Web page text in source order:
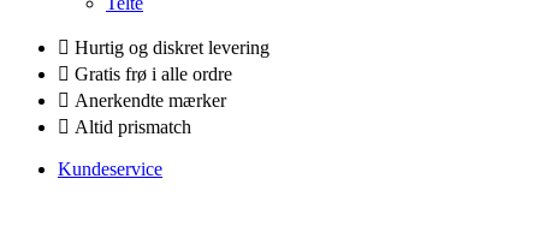
Hurtig og diskret levering
Gratis frø i alle ordre
Anerkendte mærker
Altid prismatch
Kundeservice